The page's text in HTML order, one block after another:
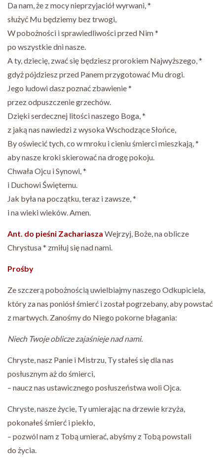
Da nam, że z mocy nieprzyjaciół wyrwani, *
służyć Mu będziemy bez trwogi,
W pobożności i sprawiedliwości przed Nim *
po wszystkie dni nasze.
A ty, dziecię, zwać się będziesz prorokiem Najwyższego, *
gdyż pójdziesz przed Panem przygotować Mu drogi.
Jego ludowi dasz poznać zbawienie *
przez odpuszczenie grzechów.
Dzięki serdecznej litości naszego Boga, *
z jaką nas nawiedzi z wysoka Wschodzące Słońce,
By oświecić tych, co w mroku i cieniu śmierci mieszkają, *
aby nasze kroki skierować na drogę pokoju.
Chwała Ojcu i Synowi, *
i Duchowi Świętemu.
Jak była na początku, teraz i zawsze, *
i na wieki wieków. Amen.
Ant. do pieśni Zachariasza Wejrzyj, Boże, na oblicze
Chrystusa * zmiłuj się nad nami.
Prośby
Ze szczerą pobożnością uwielbiajmy naszego Odkupiciela,
który za nas poniósł śmierć i został pogrzebany, aby powstać
z martwych. Zanośmy do Niego pokorne błagania:
Niech Twoje oblicze zajaśnieje nad nami.
Chryste, nasz Panie i Mistrzu, Ty stałeś się dla nas
posłusznym aż do śmierci,
– naucz nas ustawicznego posłuszeństwa woli Ojca.
Chryste, nasze życie, Ty umierając na drzewie krzyża,
pokonałeś śmierć i piekło,
– pozwól nam z Tobą umierać, abyśmy z Tobą powstali
do życia.